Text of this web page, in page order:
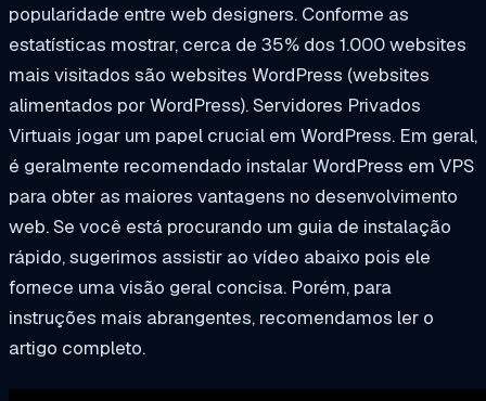
popularidade entre web designers. Conforme as
estatísticas mostrar, cerca de 35% dos 1.000 websites
mais visitados são websites WordPress (websites
alimentados por WordPress). Servidores Privados
Virtuais jogar um papel crucial em WordPress. Em geral,
é geralmente recomendado instalar WordPress em VPS
para obter as maiores vantagens no desenvolvimento
web. Se você está procurando um guia de instalação
rápido, sugerimos assistir ao vídeo abaixo pois ele
fornece uma visão geral concisa. Porém, para
instruções mais abrangentes, recomendamos ler o
artigo completo.